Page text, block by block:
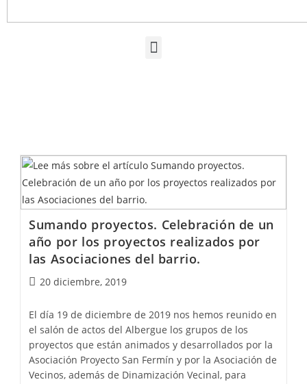
Sumando proyectos. Celebración de un
año por los proyectos realizados por
las Asociaciones del barrio.
20 diciembre, 2019
El día 19 de diciembre de 2019 nos hemos reunido en
el salón de actos del Albergue los grupos de los
proyectos que están animados y desarrollados por la
Asociación Proyecto San Fermín y por la Asociación de
Vecinos, además de Dinamización Vecinal, para